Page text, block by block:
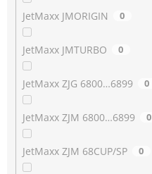
JetMaxx JMORIGIN 0
JetMaxx JMTURBO 0
JetMaxx ZJG 6800…6899 0
JetMaxx ZJM 6800…6899 0
JetMaxx ZJM 68CUP/SP 0